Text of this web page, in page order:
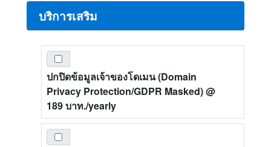
บริการเสริม
ปกปิดข้อมูลเจ้าของโดเมน (Domain
Privacy Protection/GDPR Masked)@
189 บาท./yearly